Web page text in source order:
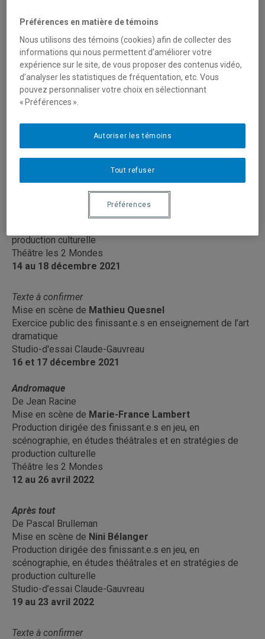
Voici un aperçu de la programmation 2021-2022
L’Animal imaginaire
De Valère Novarina
Mise en scène d’Antoine Laprise
Production dirigée des finissant.e.s en jeu, en
scénographie, en études théâtrales et en stratégies de
Studio-d’essai Claude-Gauvreau
Philippe Boutin
Production dirigée des finissant.e.s en jeu, en
production culturelle
Théâtre les 2 Mondes
14 au 18 décembre 2021
Texte à confirmer
Mise en scène de Mathieu Quesnel
Exercice public des finissant.e.s en enseignement de l’art
dramatique
Studio-d'essai Claude-Gauvreau
16 et 17 décembre 2021
Andromaque
De Jean Racine
Mise en scène de Marie-France Lambert
Production dirigée des finissant.e.s en jeu, en
scénographie, en études théâtrales et en stratégies de
production culturelle
Théâtre les 2 Mondes
12 au 26 avril 2022
Après tout
De Pascal Brulleman
Mise en scène de Nini Bélanger
Production dirigée des finissant.e.s en jeu, en
scénographie, en études théâtrales et en stratégies de
production culturelle
Studio-d’essai Claude-Gauvreau
19 au 23 avril 2022
Texte à confirmer
Préférences en matière de témoins
Nous utilisons des témoins (cookies) afin de collecter des
informations qui nous permettent d’améliorer votre
expérience sur le site, de vous proposer des contenus vidéo,
d’analyser les statistiques de fréquentation, etc. Vous
pouvez personnaliser votre choix en sélectionnant
« Préférences ».
Tout refuser
Autoriser les témoins
Préférences